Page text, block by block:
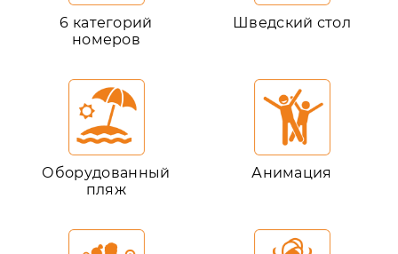
6 категорий
номеров
Шведский стол
Оборудованный
пляж
Анимация